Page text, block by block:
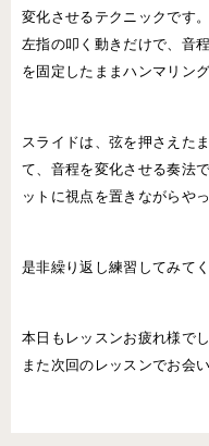
変化させるテクニックです
左指の叩く動きだけで、音
を固定したままハンマリン
スライドは、弦を押さえた
て、音程を変化させる奏法
ットに視点を置きながらや
是非繰り返し練習してみて
本日もレッスンお疲れ様でし
また次回のレッスンでお会